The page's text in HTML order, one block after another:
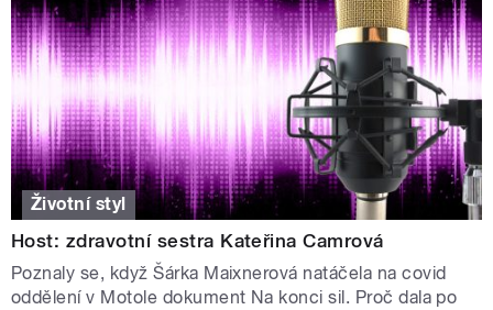
Životní styl
Host: zdravotní sestra Kateřina Camrová
Poznaly se, když Šárka Maixnerová natáčela na covid
oddělení v Motole dokument Na konci sil. Proč dala po